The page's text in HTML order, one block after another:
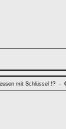
mit Schlüssel !? -